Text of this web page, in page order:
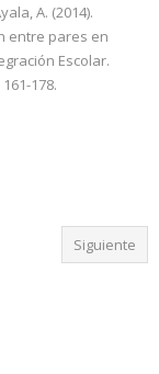
A. (2014).
entre pares en
Escolar.
178.
Siguiente